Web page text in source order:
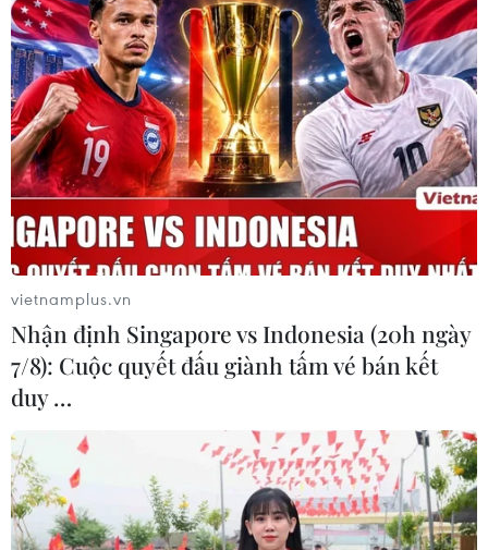
#Máy lọc nước #Nước nhiễm Asen
#Thạch tín
#Bộ Y tế
#Viện Sức khỏe Nghề nghiệp và Môi trường
#Máy lọc nước RO
#Karofi
TIN LIÊN QUAN
vietnamplus.vn
Nhận định Singapore vs Indonesia (20h ngày
7/8): Cuộc quyết đấu giành tấm vé bán kết
duy …